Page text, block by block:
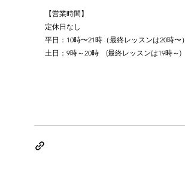
【営業時間】
定休日なし
平日：10時〜21時（最終レッスンは20時〜）
土日：9時～20時　(最終レッスンは19時～)